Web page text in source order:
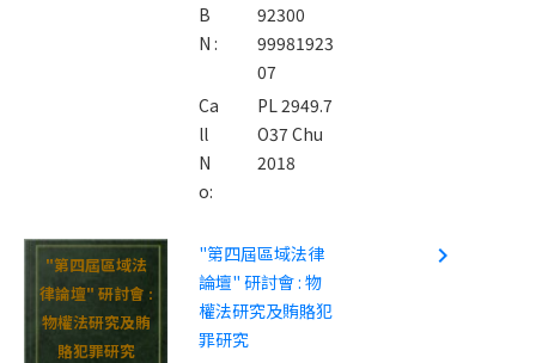
B
N :
92300
99981923
07
Ca
ll
N
o:
PL 2949.7
O37 Chu
2018
"第四屆區域法
律論壇" 研討會 :
物權法研究及賄
賂犯罪研究
"第四屆區域法律
論壇" 研討會 : 物
權法研究及賄賂犯
罪研究
navigate_next